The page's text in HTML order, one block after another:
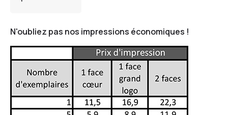
N'oubliez pas nos impressions économiques !